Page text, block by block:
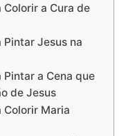
a Cura de
Jesus na
a Cena que
de Jesus
Colorir Maria